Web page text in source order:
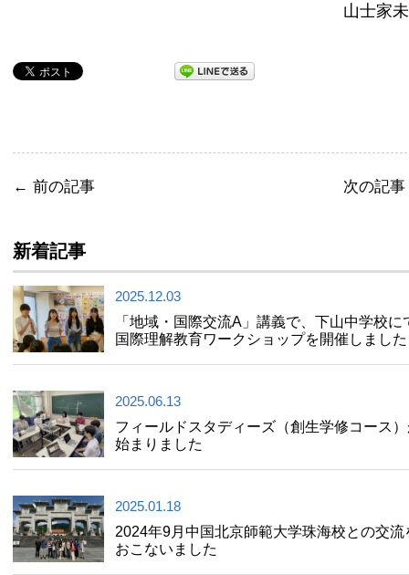
山士家
← 前の記事 次の記事
新着記事
2025.12.03
「地域・国際交流A」講義で、下山中学校に
国際理解教育ワークショップを開催しました
2025.06.13
フィールドスタディーズ（創生学修コース
始まりました
2025.01.18
2024年9月中国北京師範大学珠海校との交流
おこないました